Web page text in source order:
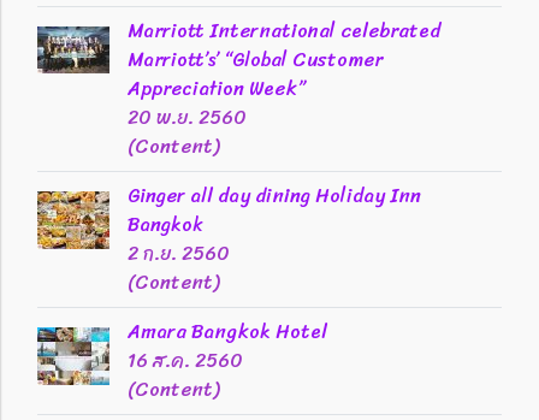
Marriott International celebrated
Marriott’s’ “Global Customer
Appreciation Week”
20 พ.ย. 2560
(Content)
Ginger all day dining Holiday Inn
Bangkok
2 ก.ย. 2560
(Content)
Amara Bangkok Hotel
16 ส.ค. 2560
(Content)